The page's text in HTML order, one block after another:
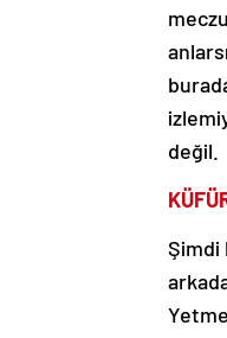
değil.
Şimdi